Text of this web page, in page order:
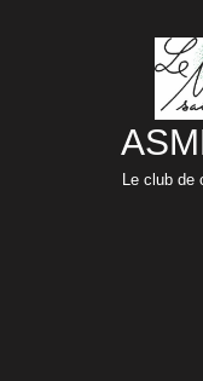
Le club de